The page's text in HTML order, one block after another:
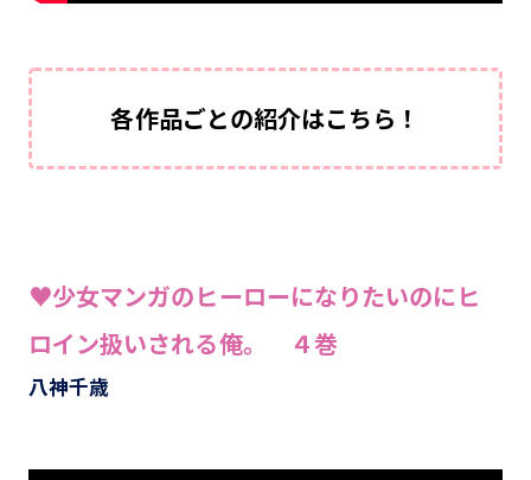
各作品ごとの紹介はこちら！
♥少女マンガのヒーローになりたいのにヒ
ロイン扱いされる俺。 ４巻
八神千歳